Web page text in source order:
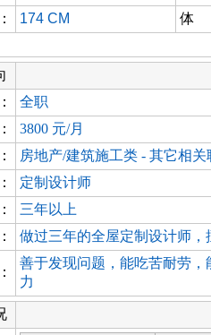
174 CM 体
全职
3800 元/月
房地产/建筑施工类 - 其它相关
定制设计师
三年以上
做过三年的全屋定制设计师
善于发现问题，能吃苦耐劳
力